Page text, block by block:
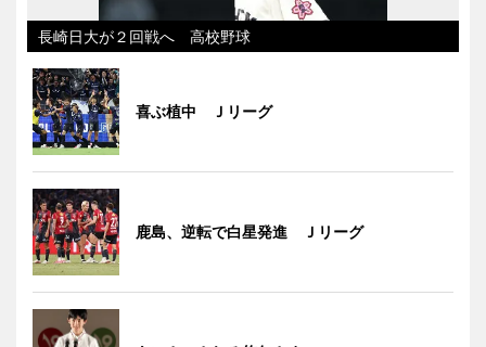
長崎日大が２回戦へ 高校野球
喜ぶ植中 Ｊリーグ
鹿島、逆転で白星発進 Ｊリーグ